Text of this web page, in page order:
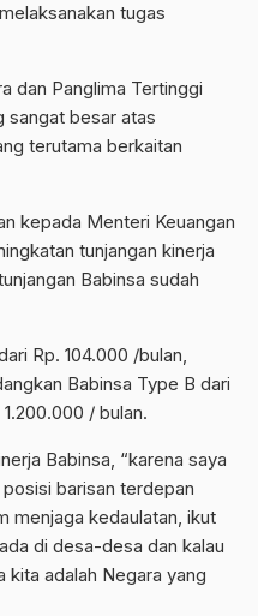
tugas
dan Panglima Tertinggi
sangat besar atas
terutama berkaitan
kepada Menteri Keuangan
tunjangan kinerja
Babinsa sudah
Rp. 104.000 /bulan,
Babinsa Type B dari
/ bulan.
Babinsa, “karena saya
barisan terdepan
menjaga kedaulatan, ikut
di desa-desa dan kalau
kita adalah Negara yang